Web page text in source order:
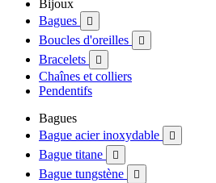
Bijoux
Bagues

Boucles d'oreilles 
Bracelets 
Chaînes et colliers
Pendentifs
Bagues
Bague acier inoxydable

Bague titane 
Bague tungstène 